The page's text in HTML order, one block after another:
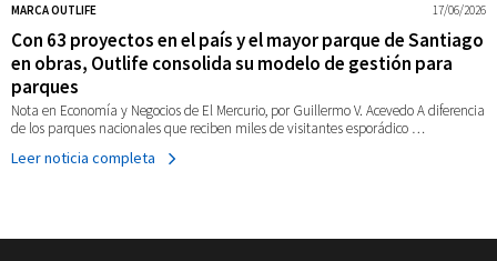
17/06/2026
MARCA OUTLIFE
Con 63 proyectos en el país y el mayor parque de Santiago
en obras, Outlife consolida su modelo de gestión para
parques
Nota en Economía y Negocios de El Mercurio, por Guillermo V. Acevedo A diferencia
de los parques nacionales que reciben miles de visitantes esporádico …
Leer noticia completa